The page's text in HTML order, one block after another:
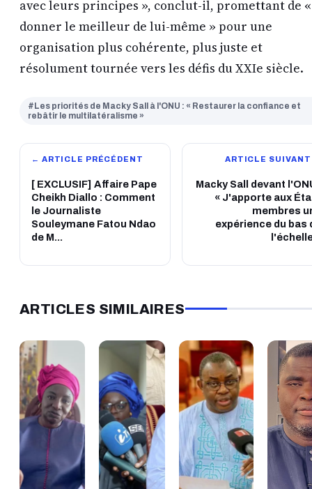
avec leurs principes », conclut-il, promettant de «
donner le meilleur de lui-même » pour une
organisation plus cohérente, plus juste et
résolument tournée vers les défis du XXIe siècle.
#Les priorités de Macky Sall à l'ONU : « Restaurer la confiance et
rebâtir le multilatéralisme »
← ARTICLE PRÉCÉDENT
[ EXCLUSIF] Affaire Pape
Cheikh Diallo : Comment
le Journaliste
Souleymane Fatou Ndao
de M...
ARTICLE
Macky Sall devant
« J'apporte aux
membres
expérience du bas
ARTICLES SIMILAIRES